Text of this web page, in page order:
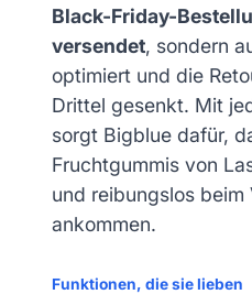
Black-Friday-
versendet, sondern
optimiert und die
Drittel gesenkt. Mit
sorgt Bigblue dafür,
Fruchtgummis von
und reibungslos beim
ankommen.
Funktionen, die sie lieben